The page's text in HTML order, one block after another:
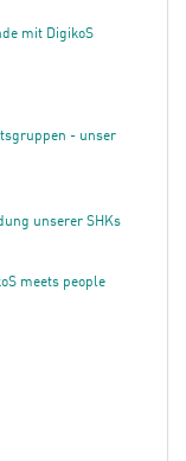
mit DigikoS
- unser
unserer SHKs
meets people